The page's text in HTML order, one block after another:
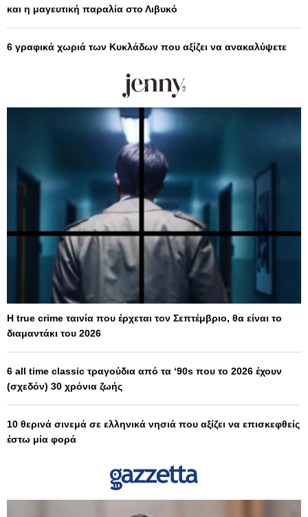
και η μαγευτική παραλία στο Λιβυκό
6 γραφικά χωριά των Κυκλάδων που αξίζει να ανακαλύψετε
Η true crime ταινία που έρχεται τον Σεπτέμβριο, θα είναι το
διαμαντάκι του 2026
6 all time classic τραγούδια από τα ‘90s που το 2026 έχουν
(σχεδόν) 30 χρόνια ζωής
10 θερινά σινεμά σε ελληνικά νησιά που αξίζει να επισκεφθείς
έστω μία φορά